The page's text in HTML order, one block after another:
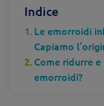
Indice
Le emorroidi
Capiamo
Come ridurre
emorroidi?